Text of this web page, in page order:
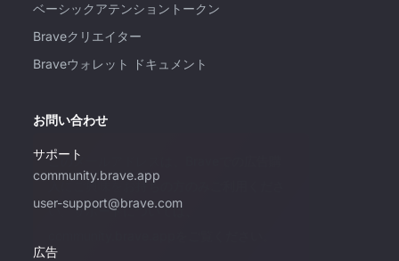
ベーシックアテンショントークン
Braveクリエイター
Braveウォレット ドキュメント
お問い合わせ
サポート
community.brave.app
user-support@brave.com
広告
このメールアドレスは、Braveでの広告購
入にご興味をお持ちの方のみご利用くださ
い。サポートについては、